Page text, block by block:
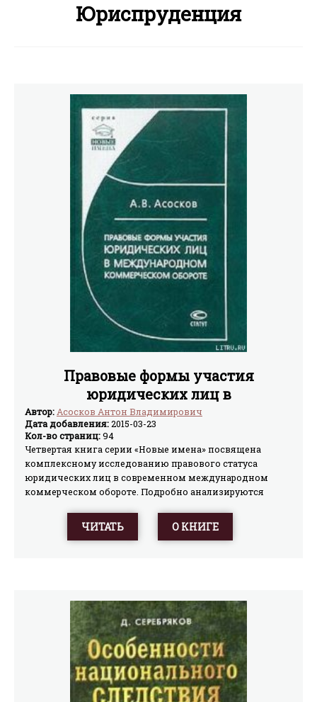
Юриспруденция
Правовые формы участия
юридических лиц в
международном коммерческом
обороте
Автор:Асосков Антон Владимирович
Дата добавления:2015-03-23
Кол-во страниц:94
Четвертая книга серии «Новые имена» посвящена
комплексному исследованию правового статуса
юридических лиц в современном международном
коммерческом обороте. Подробно анализируются
юридических лиц, правовые режимы деятельности
иностранных юридических лиц, национальные
правовое регулирование групп коммерческих
организаций (транснациональных компаний).Книга
адресована научным работникам, преподавателям
юридических вузов, аспирантам, студентам,
предпринимателям, участвующим в международном
торговом обороте, а также всем читателям,
интересующимся вопросами международного
ЧИТАТЬ О КНИГЕ